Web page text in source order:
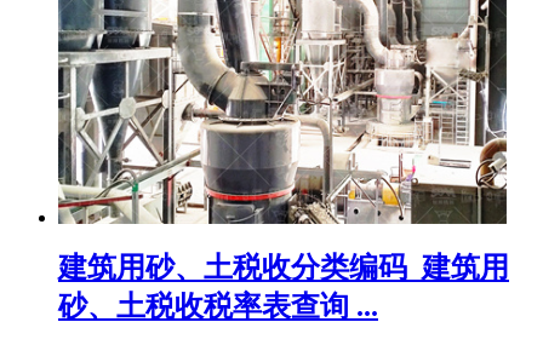
建筑用砂、土税收分类编码_建筑用
砂、土税收税率表查询 ...